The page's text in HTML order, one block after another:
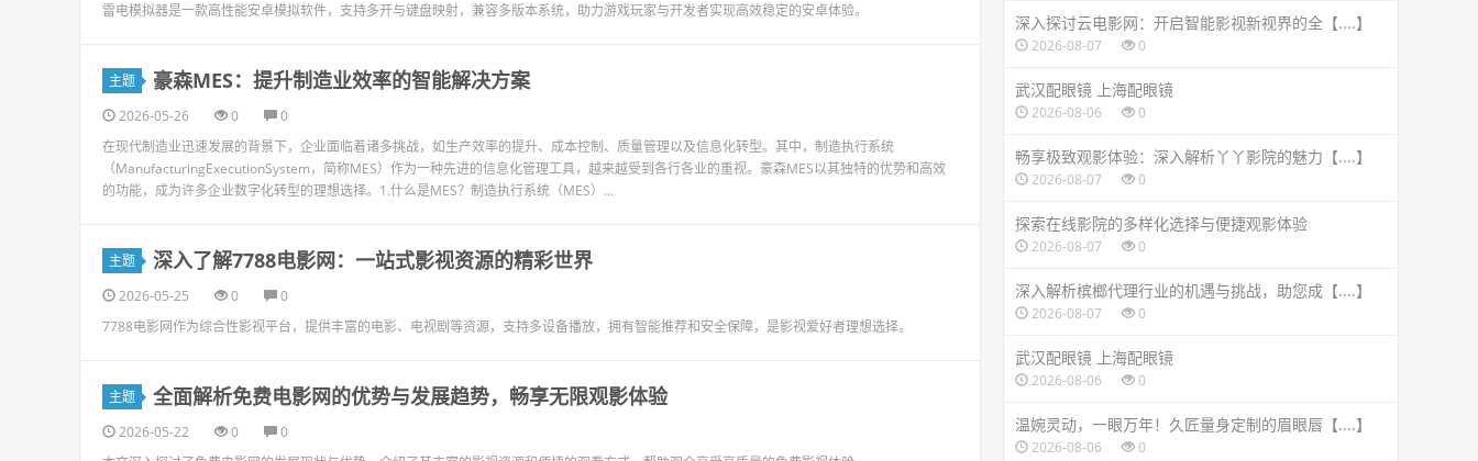
雷电模拟器是一款高性能安卓模拟软件，支持多开与键盘映射，兼容多版本系统，助力游戏玩家与开发者实现高效稳定的安卓体验。
主题 豪森MES：提升制造业效率的智能解决方案
2026-05-26 0
0
在现代制造业迅速发展的背景下，企业面临着诸多挑战，如生产效率的提升、成本控制、质量管理以及信息化转型。其中，制造执行系统
（ManufacturingExecutionSystem，简称MES）作为一种先进的信息化管理工具，越来越受到各行各业的重视。豪森MES以其独特的优势和高效
的功能，成为许多企业数字化转型的理想选择。1.什么是MES？制造执行系统（MES）...
主题 深入了解7788电影网：一站式影视资源的精彩世界
2026-05-25 0
0
7788电影网作为综合性影视平台，提供丰富的电影、电视剧等资源，支持多设备播放，拥有智能推荐和安全保障，是影视爱好者理想选择。
主题 全面解析免费电影网的优势与发展趋势，畅享无限观影体验
2026-05-22 0
0
深入探讨云电影网：开启智能影视新视界的全【....】
2026-08-07 0
武汉配眼镜 上海配眼镜
2026-08-06 0
畅享极致观影体验：深入解析丫丫影院的魅力【....】
2026-08-07 0
探索在线影院的多样化选择与便捷观影体验
2026-08-07 0
深入解析槟榔代理行业的机遇与挑战，助您成【....】
2026-08-07 0
武汉配眼镜 上海配眼镜
2026-08-06 0
温婉灵动，一眼万年！久匠量身定制的眉眼唇【....】
2026-08-06 0